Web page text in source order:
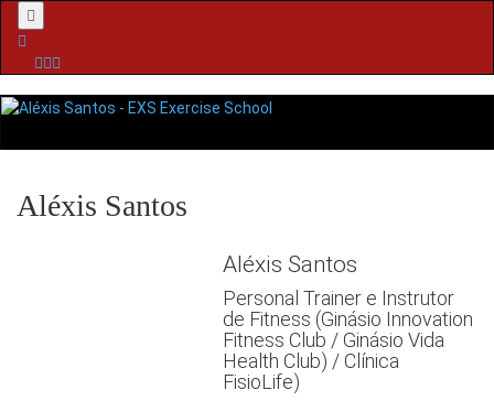
Menu
Aléxis Santos
Aléxis Santos
Personal Trainer e Instrutor
de Fitness (Ginásio Innovation
Fitness Club / Ginásio Vida
Health Club) / Clínica
FisioLife)